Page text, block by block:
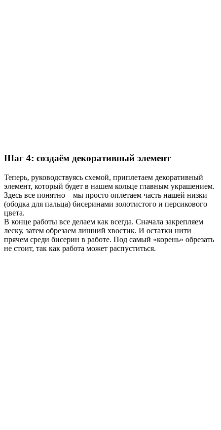
Шаг 4: создаём декоративный элемент
Теперь, руководствуясь схемой, приплетаем декоративный
элемент, который будет в нашем кольце главным украшением.
Здесь все понятно – мы просто оплетаем часть нашей низки
(ободка для пальца) бисеринами золотистого и персикового
цвета.
В конце работы все делаем как всегда. Сначала закрепляем
леску, затем обрезаем лишний хвостик. И остатки нити
прячем среди бисерин в работе. Под самый «корень» обрезать
не стоит, так как работа может распуститься.